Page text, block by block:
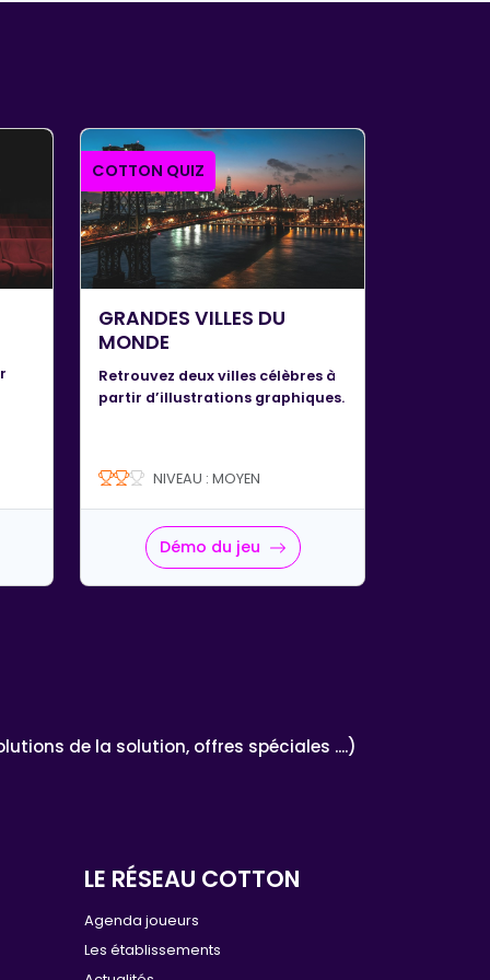
COTTON QUIZ
GRANDES VILLES DU
MONDE
Retrouvez deux villes célèbres à
partir d’illustrations graphiques.
NIVEAU : MOYEN
Démo du jeu
de la solution, offres spéciales ....)
LE RÉSEAU COTTON
Agenda joueurs
Les établissements